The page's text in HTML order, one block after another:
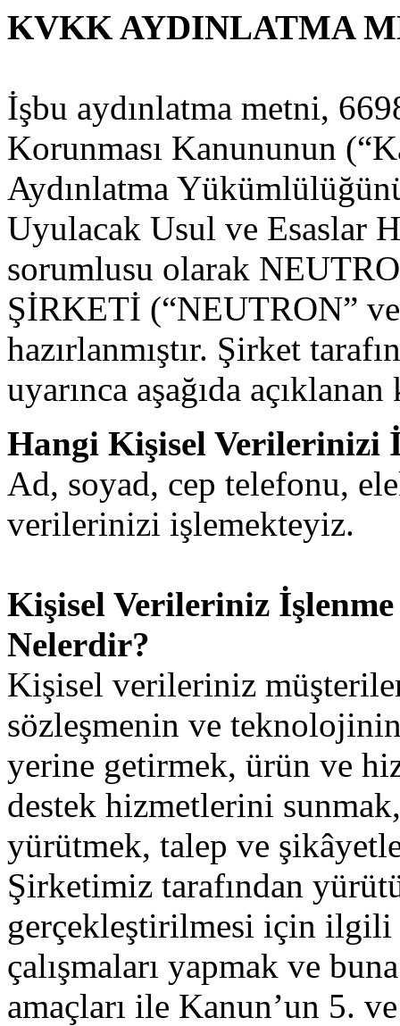
KVKK AYDINLATMA
İşbu aydınlatma metni,
Korunması Kanununun
Aydınlatma
Uyulacak Usul ve Esaslar
sorumlusu olarak
ŞİRKETİ (“NEUTRON”
hazırlanmıştır. Şirket
uyarınca aşağıda
Hangi Kişisel Verilerinizi
Ad, soyad, cep telefonu,
verilerinizi işlemekteyiz.
Kişisel Verileriniz
Nelerdir?
Kişisel verileriniz
sözleşmenin ve
yerine getirmek, ürün ve
destek hizmetlerini
yürütmek, talep ve
Şirketimiz tarafından
gerçekleştirilmesi için ilgili
çalışmaları yapmak ve
amaçları ile Kanun’un 5.